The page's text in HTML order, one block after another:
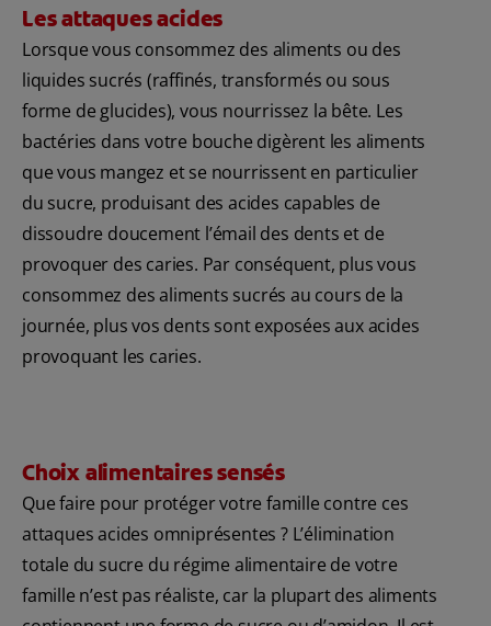
Les attaques acides
Lorsque vous consommez des aliments ou des
liquides sucrés (raffinés, transformés ou sous
forme de glucides), vous nourrissez la bête. Les
bactéries dans votre bouche digèrent les aliments
que vous mangez et se nourrissent en particulier
du sucre, produisant des acides capables de
dissoudre doucement l’émail des dents et de
provoquer des caries. Par conséquent, plus vous
consommez des aliments sucrés au cours de la
journée, plus vos dents sont exposées aux acides
provoquant les caries.
Choix alimentaires sensés
Que faire pour protéger votre famille contre ces
attaques acides omniprésentes ? L’élimination
totale du sucre du régime alimentaire de votre
famille n’est pas réaliste, car la plupart des aliments